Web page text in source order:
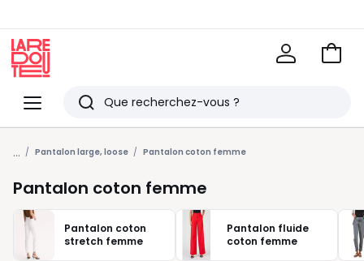
Menu
Redoute
Rechercher
Derniers
articles
vus
Voir
... Pantalon large, loose Pantalon coton femme
Pantalon coton femme
Pantalon coton
stretch femme
Pantalon fluide
coton femme